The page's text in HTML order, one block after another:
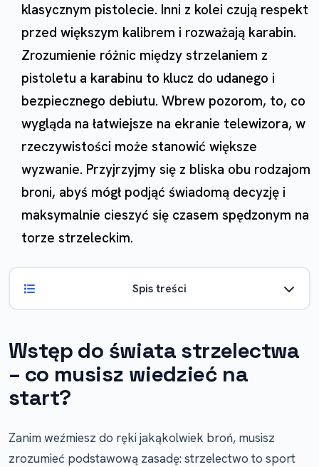
klasycznym pistolecie. Inni z kolei czują respekt
przed większym kalibrem i rozważają karabin.
Zrozumienie różnic między strzelaniem z
pistoletu a karabinu to klucz do udanego i
bezpiecznego debiutu. Wbrew pozorom, to, co
wygląda na łatwiejsze na ekranie telewizora, w
rzeczywistości może stanowić większe
wyzwanie. Przyjrzyjmy się z bliska obu rodzajom
broni, abyś mógł podjąć świadomą decyzję i
maksymalnie cieszyć się czasem spędzonym na
torze strzeleckim.
Spis treści
Wstęp do świata strzelectwa
– co musisz wiedzieć na
start?
Zanim weźmiesz do ręki jakąkolwiek broń, musisz
zrozumieć podstawową zasadę: strzelectwo to sport